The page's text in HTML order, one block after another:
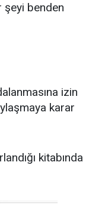
şeyi benden
izin
karar
kitabında